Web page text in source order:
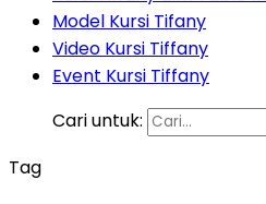
Model Kursi Tifany
Video Kursi Tiffany
Event Kursi Tiffany
Cari untuk:
Tag